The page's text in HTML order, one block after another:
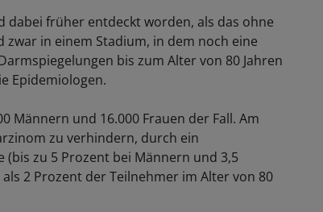
dabei früher entdeckt worden, als das ohne
zwar in einem Stadium, in dem noch eine
bis zum Alter von 80 Jahren
Epidemiologen.
Männern und 16.000 Frauen der Fall. Am
zu verhindern, durch ein
(bis zu 5 Prozent bei Männern und 3,5
2 Prozent der Teilnehmer im Alter von 80